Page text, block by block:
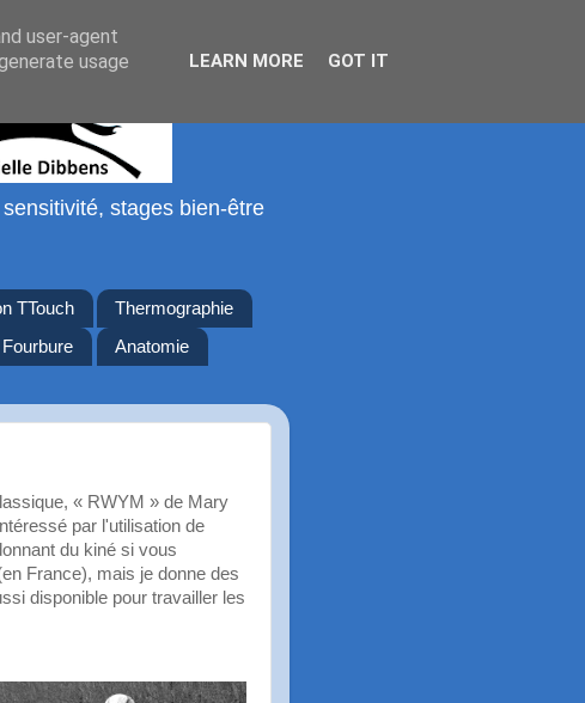
stages bien-être
TTouch
Thermographie
Fourbure
Anatomie
« RWYM » de Mary
par l'utilisation de
du kiné si vous
France), mais je donne des
disponible pour travailler les
user-agent
usage
LEARN MORE GOT IT